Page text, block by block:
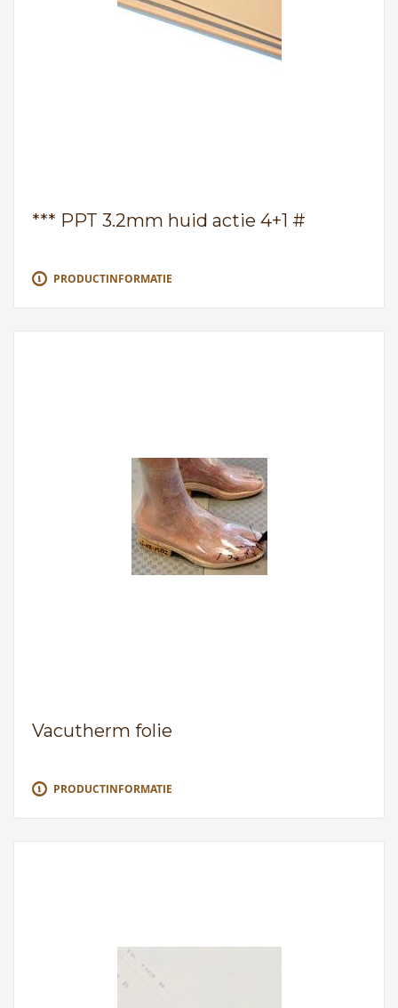
*** PPT 3.2mm huid actie 4+1 #
PRODUCTINFORMATIE
Vacutherm folie
PRODUCTINFORMATIE